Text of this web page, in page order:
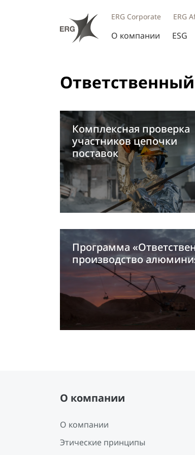
ERG Corporate ERG
О компании ESG
Комплексная проверка
участников цепочки
поставок
Программа
производство
О компании
О компании
Этические принципы